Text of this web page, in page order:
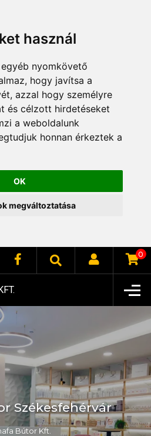
használ
nyomkövető
hogy javítsa a
azzal hogy személyre
és célzott hirdetéseket
a weboldalunk
honnan érkeztek a
OK
megváltoztatása
0
Székesfehérvár
Bútor Kft.